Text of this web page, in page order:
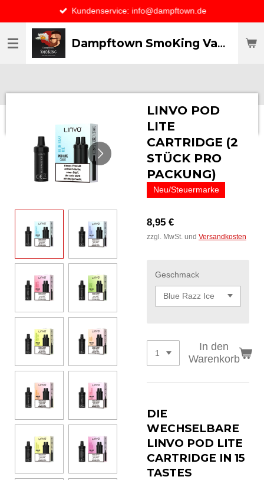
Hauptinhalt
springen
Dampftown SmoKing Vapor specialist & CO / VAPE ONLY THE BEST
Kundenservice: info@dampftown.de
LINVO POD
LITE
CARTRIDGE (2
STÜCK PRO
PACKUNG)
Neu/Steuermarke
8,95 €
zzgl. MwSt. und Versandkosten
Geschmack
In den
Warenkorb
DIE
WECHSELBARE
LINVO POD LITE
CARTRIDGE IN 15
TASTES